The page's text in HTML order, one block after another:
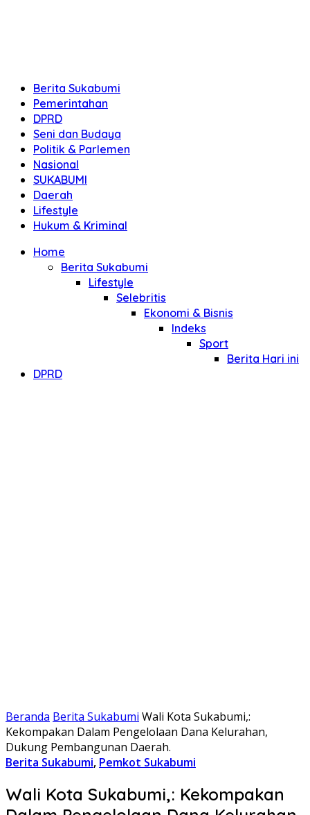
Berita Sukabumi
Pemerintahan
DPRD
Seni dan Budaya
Politik & Parlemen
Nasional
SUKABUMI
Daerah
Lifestyle
Hukum & Kriminal
Home
Berita Sukabumi
Lifestyle
Selebritis
Ekonomi & Bisnis
Indeks
Sport
Berita Hari ini
DPRD
Beranda Berita Sukabumi Wali Kota Sukabumi,:
Kekompakan Dalam Pengelolaan Dana Kelurahan,
Dukung Pembangunan Daerah.
Berita Sukabumi, Pemkot Sukabumi
Wali Kota Sukabumi,: Kekompakan